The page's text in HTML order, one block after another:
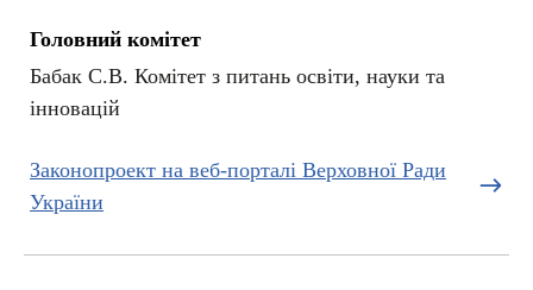
Головний комітет
Бабак С.В. Комітет з питань освіти, науки та
інновацій
Законопроект на веб-порталі Верховної Ради
України